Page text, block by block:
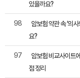
있을까요?
98
암보험 약관 속 ‘의
요?
97
암보험 비교사이트
점 정리